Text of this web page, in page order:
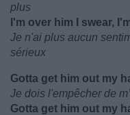
plus
I'm over him I swear,
Je n'ai plus aucun
sérieux
Gotta get him out my
Je dois l'empêcher de
Gotta get him out my